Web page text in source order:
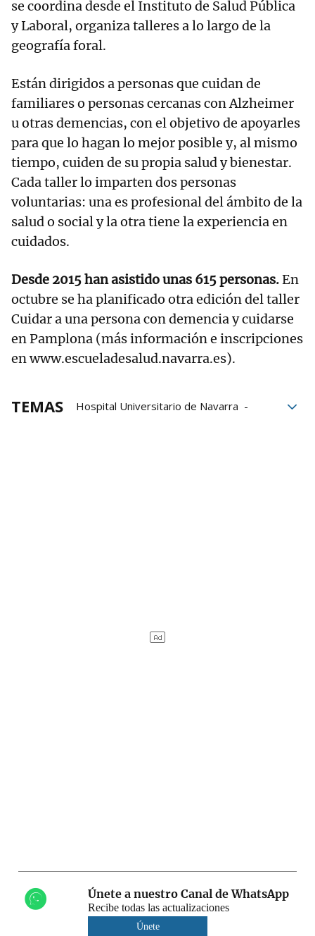
se coordina desde el Instituto de Salud Pública
y Laboral, organiza talleres a lo largo de la
geografía foral.
Están dirigidos a personas que cuidan de
familiares o personas cercanas con Alzheimer
u otras demencias, con el objetivo de apoyarles
para que lo hagan lo mejor posible y, al mismo
tiempo, cuiden de su propia salud y bienestar.
Cada taller lo imparten dos personas
voluntarias: una es profesional del ámbito de la
salud o social y la otra tiene la experiencia en
cuidados.
Desde 2015 han asistido unas 615 personas.En
octubre se ha planificado otra edición del taller
Cuidar a una persona con demencia y cuidarse
en Pamplona (más información e inscripciones
en www.escueladesalud.navarra.es).
TEMAS
Hospital Universitario de Navarra
Únete a nuestro Canal de WhatsApp
Recibe todas las actualizaciones
Únete